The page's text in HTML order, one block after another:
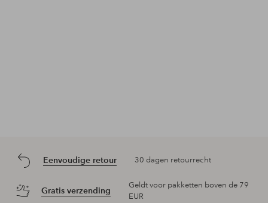
Eenvoudige retour 30 dagen retourrecht
Gratis verzending
Geldt voor pakketten boven de 79
EUR